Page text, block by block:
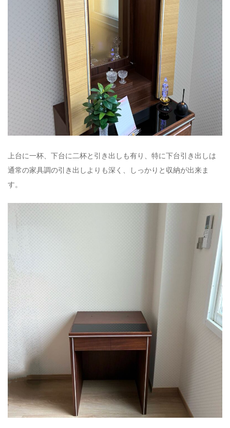
上台に一杯、下台に二杯と引き出しも有り、特に下台引き出しは
通常の家具調の引き出しよりも深く、しっかりと収納が出来ま
す。